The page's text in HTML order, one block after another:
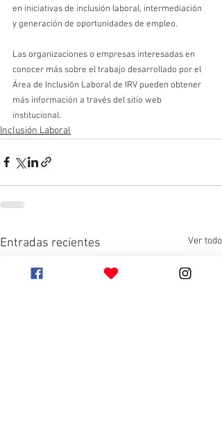
en iniciativas de inclusión laboral, intermediación
y generación de oportunidades de empleo.
Las organizaciones o empresas interesadas en
conocer más sobre el trabajo desarrollado por el
Área de Inclusión Laboral de IRV pueden obtener
más información a través del sitio web
institucional.
Inclusión Laboral
Entradas recientes Ver todo